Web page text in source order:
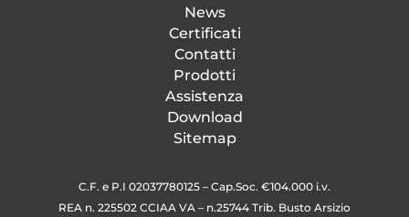
News
Certificati
Contatti
Prodotti
Assistenza
Download
Sitemap
C.F. e P.I 02037780125 – Cap.Soc. €104.000 i.v.
REA n. 225502 CCIAA VA – n.25744 Trib. Busto Arsizio